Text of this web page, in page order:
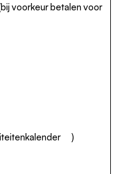
voorkeur betalen voor
)